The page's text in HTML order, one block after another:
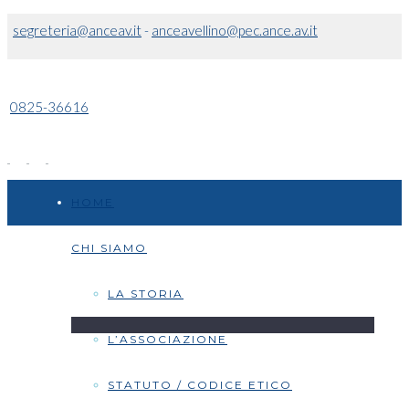
segreteria@anceav.it- anceavellino@pec.ance.av.it
0825-36616
CHI SIAMO
LA STORIA
L’ASSOCIAZIONE
STATUTO / CODICE ETICO